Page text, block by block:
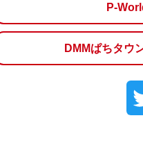
P-
DMMぱちタウ